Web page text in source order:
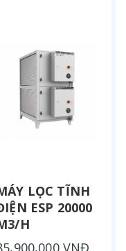
LỌC TĨNH
ESP 20000
H